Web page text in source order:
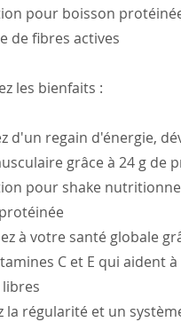
pour boisson
de fibres actives
les bienfaits :
d'un regain d'énergie,
grâce à 24 g
pour shake
à votre santé globale
C et E qui aident
la régularité et un